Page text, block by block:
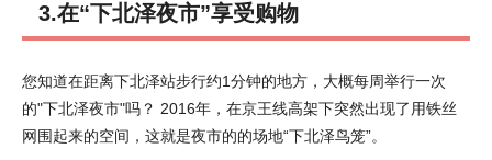
3.在“下北泽夜市”享受购物
您知道在距离下北泽站步行约1分钟的地方，大概每周举行一次
的"下北泽夜市"吗？ 2016年，在京王线高架下突然出现了用铁丝
网围起来的空间，这就是夜市的的场地“下北泽鸟笼”。